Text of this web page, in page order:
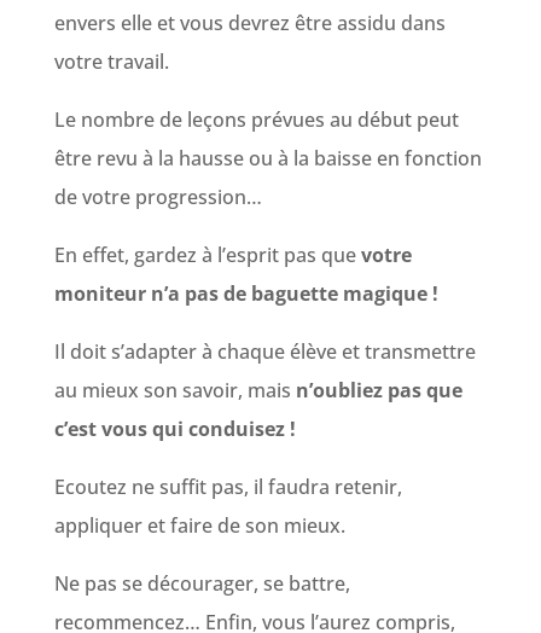
envers elle et vous devrez être assidu dans
votre travail.
Le nombre de leçons prévues au début peut
être revu à la hausse ou à la baisse en fonction
de votre progression…
En effet, gardez à l’esprit pas quevotre
moniteur n’a pas de baguette magique !
Il doit s’adapter à chaque élève et transmettre
au mieux son savoir, mais n’oubliez pas que
c’est vous qui conduisez !
Ecoutez ne suffit pas, il faudra retenir,
appliquer et faire de son mieux.
Ne pas se décourager, se battre,
recommencez… Enfin, vous l’aurez compris,